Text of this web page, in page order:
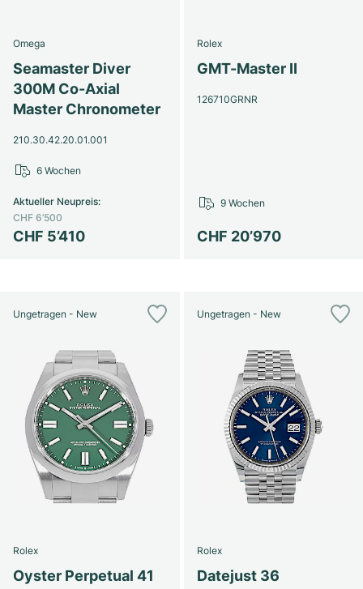
Omega
Seamaster Diver
300M Co-Axial
Master Chronometer
210.30.42.20.01.001
CHF 5’410
Aktueller Neupreis:
CHF 6’500
6 Wochen
Rolex
GMT-Master II
126710GRNR
CHF 20’970
9 Wochen
Ungetragen - New
Rolex
Oyster Perpetual 41
Ungetragen - New
Rolex
Datejust 36